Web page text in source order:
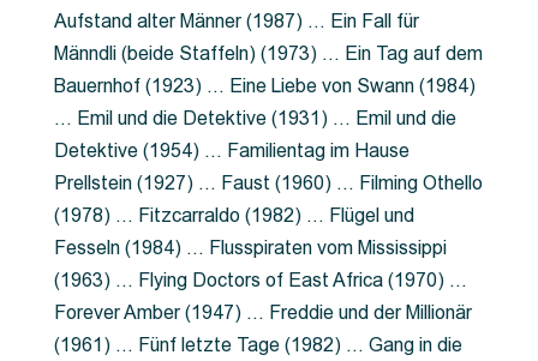
Aufstand alter Männer (1987) … Ein Fall für
Männdli (beide Staffeln) (1973) … Ein Tag auf dem
Bauernhof (1923) … Eine Liebe von Swann (1984)
… Emil und die Detektive (1931) … Emil und die
Detektive (1954) … Familientag im Hause
Prellstein (1927) … Faust (1960) … Filming Othello
(1978) … Fitzcarraldo (1982) … Flügel und
Fesseln (1984) … Flusspiraten vom Mississippi
(1963) … Flying Doctors of East Africa (1970) …
Forever Amber (1947) … Freddie und der Millionär
(1961) … Fünf letzte Tage (1982) … Gang in die